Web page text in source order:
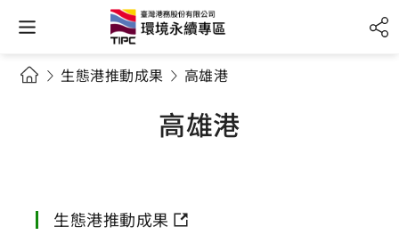
生態港推動成果 高雄港
高雄港
生態港推動成果